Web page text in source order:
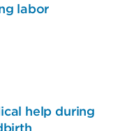
labor
help during